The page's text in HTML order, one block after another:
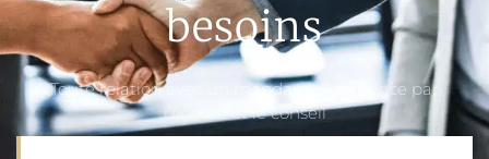
besoins
Toute relation avec un mandant commence par
l’écoute et le conseil